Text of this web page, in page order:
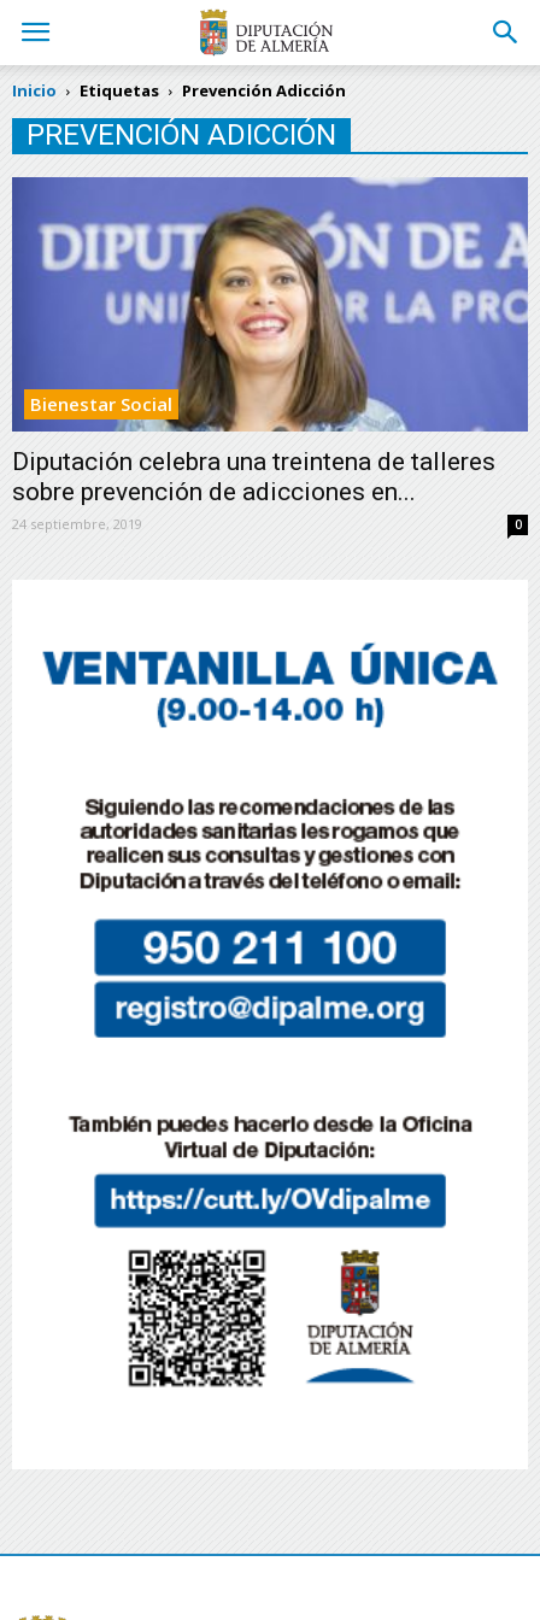
Inicio Etiquetas Prevención Adicción
PREVENCIÓN ADICCIÓN
Bienestar Social
Diputación celebra una treintena de talleres
sobre prevención de adicciones en...
24 septiembre, 2019 0